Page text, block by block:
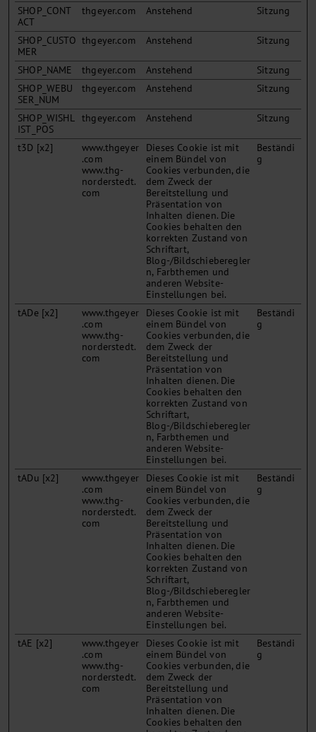
SHOP_CONT
ACT
thgeyer.com Anstehend Sitzung
SHOP_CUSTO
MER
thgeyer.com Anstehend Sitzung
SHOP_NAME thgeyer.com Anstehend
Sitzung
SHOP_WEBU
SER_NUM
thgeyer.com Anstehend Sitzung
SHOP_WISHL
IST_POS
thgeyer.com Anstehend Sitzung
t3D [x2]
www.thgeyer
.com
www.thg-
norderstedt.
com
Dieses Cookie ist mit
einem Bündel von
Cookies verbunden, die
dem Zweck der
Bereitstellung und
Präsentation von
Inhalten dienen. Die
Cookies behalten den
korrekten Zustand von
Schriftart,
Blog-/Bildschieberegler
n, Farbthemen und
anderen Website-
Einstellungen bei.
Beständi
g
tADe [x2]
www.thgeyer
.com
www.thg-
norderstedt.
com
Dieses Cookie ist mit
einem Bündel von
Cookies verbunden, die
dem Zweck der
Bereitstellung und
Präsentation von
Inhalten dienen. Die
Cookies behalten den
korrekten Zustand von
Schriftart,
Blog-/Bildschieberegler
n, Farbthemen und
anderen Website-
Einstellungen bei.
Beständi
g
tADu [x2]
www.thgeyer
.com
www.thg-
norderstedt.
com
Dieses Cookie ist mit
einem Bündel von
Cookies verbunden, die
dem Zweck der
Bereitstellung und
Präsentation von
Inhalten dienen. Die
Cookies behalten den
korrekten Zustand von
Schriftart,
Blog-/Bildschieberegler
n, Farbthemen und
anderen Website-
Einstellungen bei.
Beständi
g
tAE [x2]
www.thgeyer
.com
www.thg-
norderstedt.
com
Dieses Cookie ist mit
einem Bündel von
Cookies verbunden, die
dem Zweck der
Bereitstellung und
Präsentation von
Inhalten dienen. Die
Cookies behalten den
Beständi
g